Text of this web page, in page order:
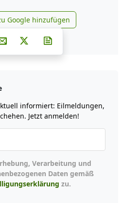
news.de zu Google
Google hinzufügen
auf Facebook
Teilen auf Whatsapp
Teilen auf Telegram
auf Pinterest
Per E-Mail teilen
Post auf X
informiert: Eilmeldungen,
Jetzt anmelden!
Daten gemäß
zu.